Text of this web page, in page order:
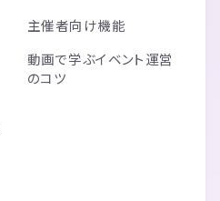
主催者向け機能
動画で学ぶイベント運営
のコツ